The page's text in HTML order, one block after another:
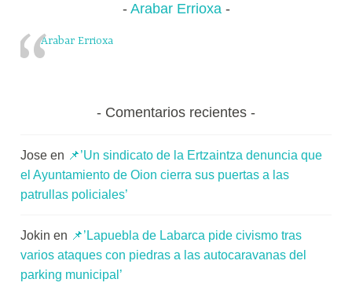
Arabar Errioxa
Arabar Errioxa
Comentarios recientes
Jose en 📌’Un sindicato de la Ertzaintza denuncia que
el Ayuntamiento de Oion cierra sus puertas a las
patrullas policiales’
Jokin en 📌’Lapuebla de Labarca pide civismo tras
varios ataques con piedras a las autocaravanas del
parking municipal’